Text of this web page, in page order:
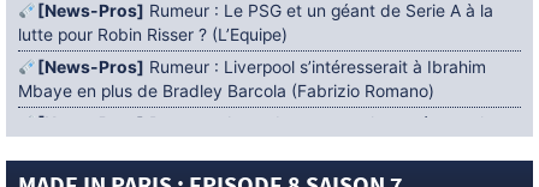
[News-Pros] Rumeur : Le PSG et un géant de Serie A à la
lutte pour Robin Risser ? (L’Equipe)
[News-Pros] Rumeur : Liverpool s’intéresserait à Ibrahim
Mbaye en plus de Bradley Barcola (Fabrizio Romano)
[News-Pros]
Rumeur : Accord contractuel trouvé entre le
[News-Pros]Rumeur : Le PSG aurait lancé un ultimatum